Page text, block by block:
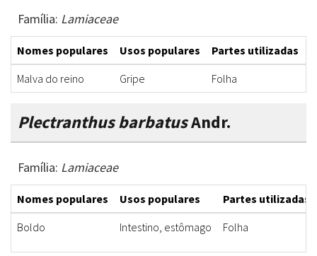
Família: Lamiaceae
Nomes populares Usos populares Partes utilizadas
Malva do reino
Gripe Folha
Plectranthus barbatusAndr.
Família: Lamiaceae
Nomes populares Usos populares
Partes utilizadas
Boldo
Intestino, estômago Folha